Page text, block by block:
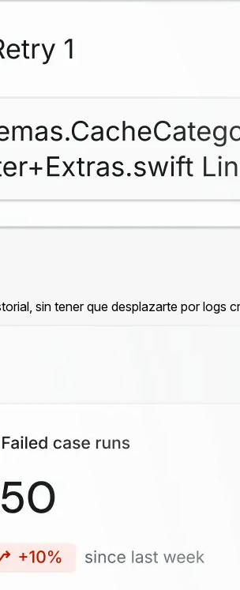
sin tener que desplazarte por logs